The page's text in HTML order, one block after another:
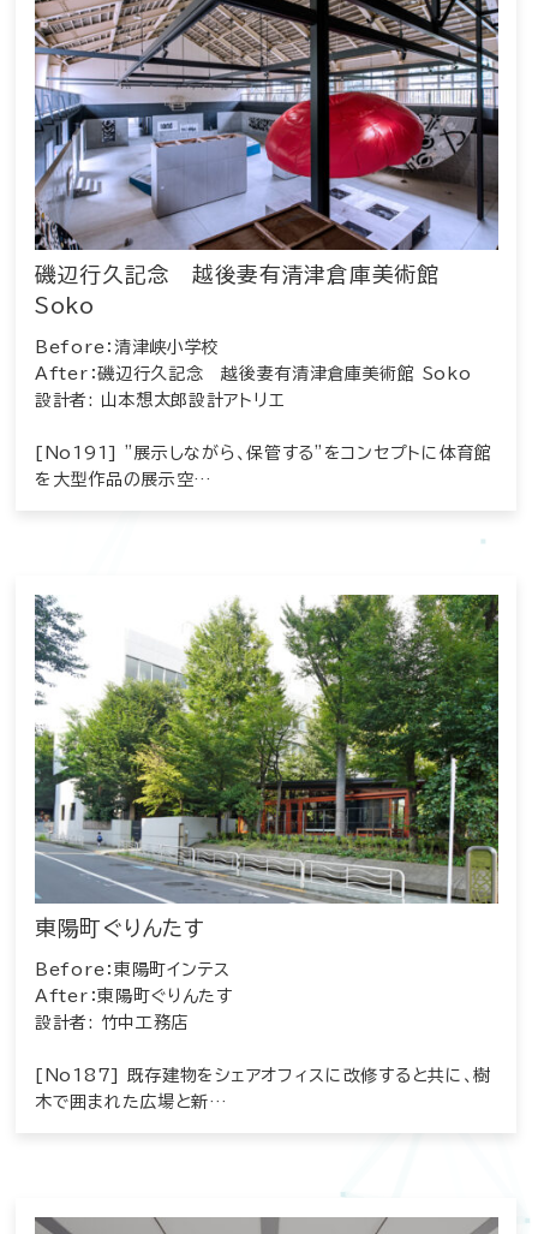
磯辺行久記念 越後妻有清津倉庫美術館
Soko
Before：清津峡小学校
After：磯辺行久記念 越後妻有清津倉庫美術館 Soko
設計者: 山本想太郎設計アトリエ
[No191] ”展示しながら、保管する”をコンセプトに体育館
を大型作品の展示空…
東陽町ぐりんたす
Before：東陽町インテス
After：東陽町ぐりんたす
設計者: 竹中工務店
[No187] 既存建物をシェアオフィスに改修すると共に、樹
木で囲まれた広場と新…